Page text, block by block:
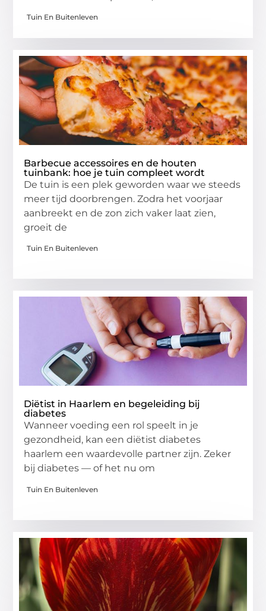
Tuin En Buitenleven
Barbecue accessoires en de houten
tuinbank: hoe je tuin compleet wordt
De tuin is een plek geworden waar we steeds
meer tijd doorbrengen. Zodra het voorjaar
aanbreekt en de zon zich vaker laat zien,
groeit de
Tuin En Buitenleven
Diëtist in Haarlem en begeleiding bij
diabetes
Wanneer voeding een rol speelt in je
gezondheid, kan een diëtist diabetes
haarlem een waardevolle partner zijn. Zeker
bij diabetes — of het nu om
Tuin En Buitenleven